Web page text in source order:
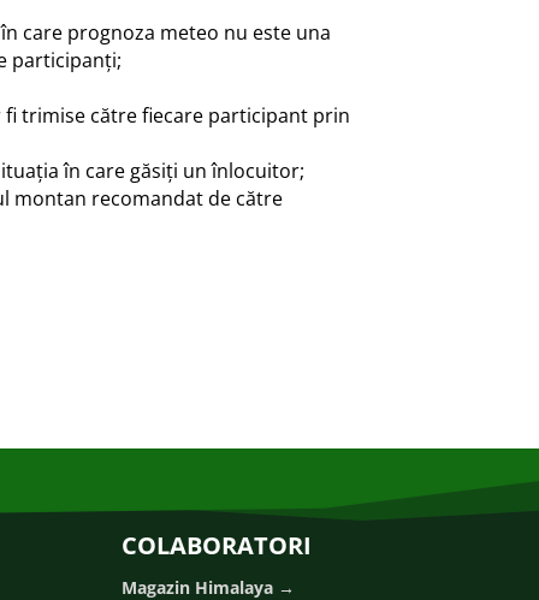
care prognoza meteo nu este una
participanți;
trimise către fiecare participant prin
în care găsiți un înlocuitor;
montan recomandat de către
COLABORATORI
Magazin Himalaya →